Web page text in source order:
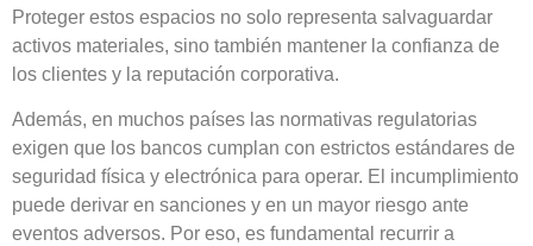
Proteger estos espacios no solo representa salvaguardar
activos materiales, sino también mantener la confianza de
los clientes y la reputación corporativa.
Además, en muchos países las normativas regulatorias
exigen que los bancos cumplan con estrictos estándares de
seguridad física y electrónica para operar. El incumplimiento
puede derivar en sanciones y en un mayor riesgo ante
eventos adversos. Por eso, es fundamental recurrir a